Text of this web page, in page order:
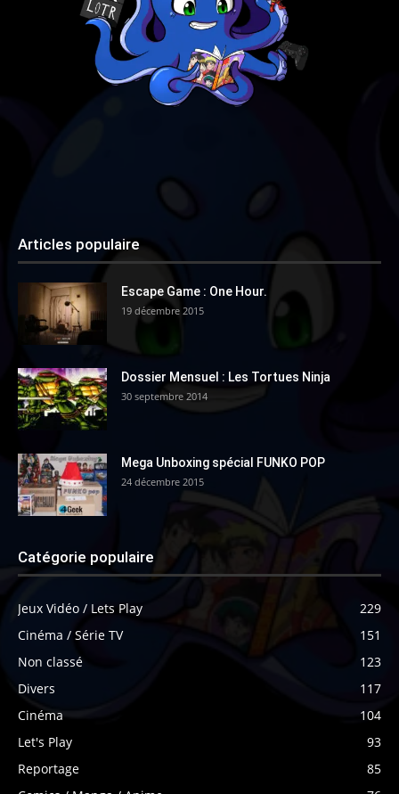
Articles populaire
Escape Game : One Hour.
19 décembre 2015
Dossier Mensuel : Les Tortues Ninja
30 septembre 2014
Mega Unboxing spécial FUNKO POP
24 décembre 2015
Catégorie populaire
Jeux Vidéo / Lets Play
229
Cinéma / Série TV
151
Non classé
123
Divers
117
Cinéma
104
Let's Play
93
Reportage
85